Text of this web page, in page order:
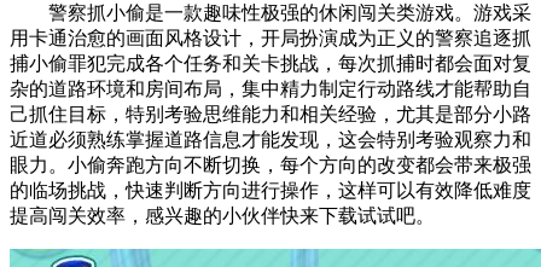
警察抓小偷是一款趣味性极强的休闲闯关类游戏。游戏采
用卡通治愈的画面风格设计，开局扮演成为正义的警察追逐抓
捕小偷罪犯完成各个任务和关卡挑战，每次抓捕时都会面对复
杂的道路环境和房间布局，集中精力制定行动路线才能帮助自
己抓住目标，特别考验思维能力和相关经验，尤其是部分小路
近道必须熟练掌握道路信息才能发现，这会特别考验观察力和
眼力。小偷奔跑方向不断切换，每个方向的改变都会带来极强
的临场挑战，快速判断方向进行操作，这样可以有效降低难度
提高闯关效率，感兴趣的小伙伴快来下载试试吧。